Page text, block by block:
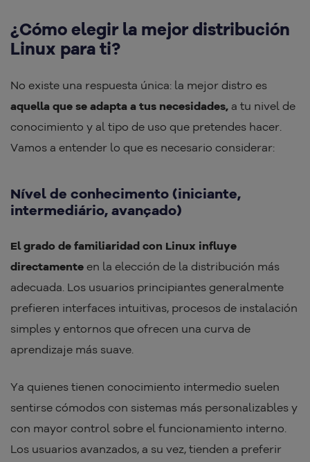
¿Cómo elegir la mejor distribución
Linux para ti?
No existe una respuesta única: la mejor distro es
aquella que se adapta a tus necesidades, a tu nivel de
conocimiento y al tipo de uso que pretendes hacer.
Vamos a entender lo que es necesario considerar:
Nível de conhecimento (iniciante,
intermediário, avançado)
El grado de familiaridad con Linux influye
directamente en la elección de la distribución más
adecuada. Los usuarios principiantes generalmente
prefieren interfaces intuitivas, procesos de instalación
simples y entornos que ofrecen una curva de
aprendizaje más suave.
Ya quienes tienen conocimiento intermedio suelen
sentirse cómodos con sistemas más personalizables y
con mayor control sobre el funcionamiento interno.
Los usuarios avanzados, a su vez, tienden a preferir